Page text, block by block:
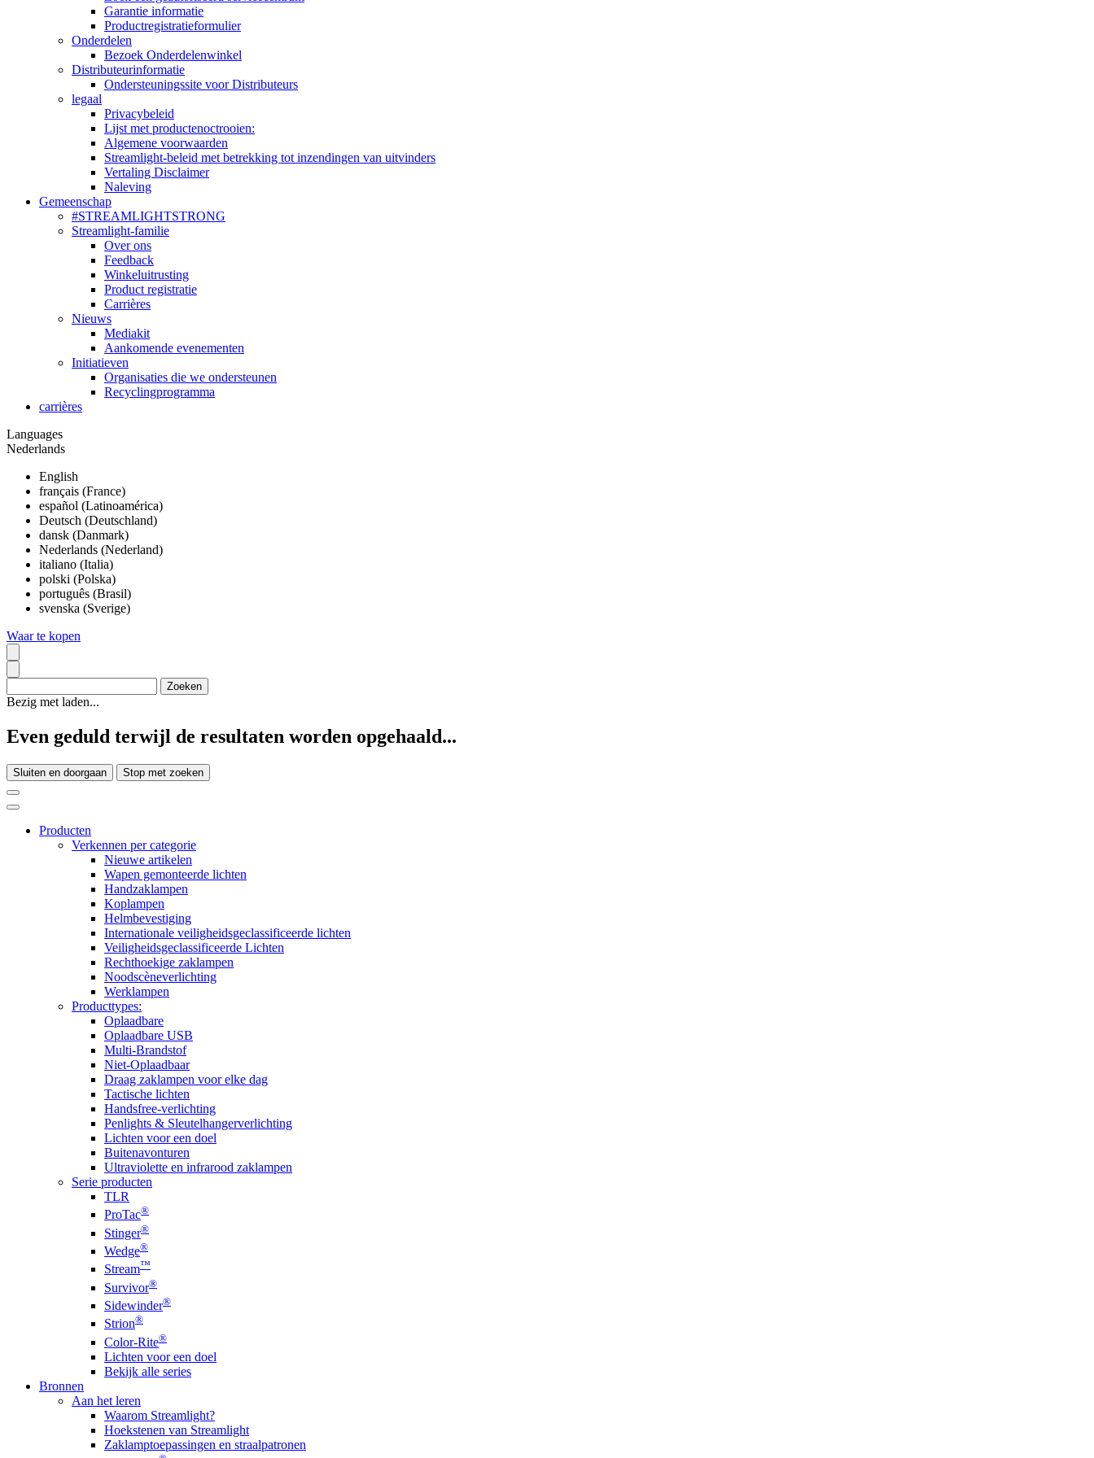
Garantie informatie
Productregistratieformulier
Onderdelen
Bezoek Onderdelenwinkel
Distributeurinformatie
Ondersteuningssite voor Distributeurs
legaal
Privacybeleid
Lijst met productenoctrooien:
Algemene voorwaarden
Streamlight-beleid met betrekking tot inzendingen van uitvinders
Vertaling Disclaimer
Naleving
Gemeenschap
#STREAMLIGHTSTRONG
Streamlight-familie
Over ons
Feedback
Winkeluitrusting
Product registratie
Carrières
Nieuws
Mediakit
Aankomende evenementen
Initiatieven
Organisaties die we ondersteunen
Recyclingprogramma
carrières
Languages
Nederlands
English
français (France)
español (Latinoamérica)
Deutsch (Deutschland)
dansk (Danmark)
Nederlands (Nederland)
italiano (Italia)
polski (Polska)
português (Brasil)
svenska (Sverige)
Waar te kopen
Bezig met laden...
Even geduld terwijl de resultaten worden opgehaald...
Sluiten en doorgaan Stop met zoeken
Producten
Verkennen per categorie
Nieuwe artikelen
Wapen gemonteerde lichten
Handzaklampen
Koplampen
Helmbevestiging
Internationale veiligheidsgeclassificeerde lichten
Veiligheidsgeclassificeerde Lichten
Rechthoekige zaklampen
Noodscèneverlichting
Werklampen
Producttypes:
Oplaadbare
Oplaadbare USB
Multi-Brandstof
Niet-Oplaadbaar
Draag zaklampen voor elke dag
Tactische lichten
Handsfree-verlichting
Penlights & Sleutelhangerverlichting
Lichten voor een doel
Buitenavonturen
Ultraviolette en infrarood zaklampen
Serie producten
TLR
ProTac®
Stinger®
Wedge®
Stream™
Survivor®
Sidewinder®
Strion®
Color-Rite®
Lichten voor een doel
Bekijk alle series
Bronnen
Aan het leren
Waarom Streamlight?
Hoekstenen van Streamlight
Zaklamptoepassingen en straalpatronen